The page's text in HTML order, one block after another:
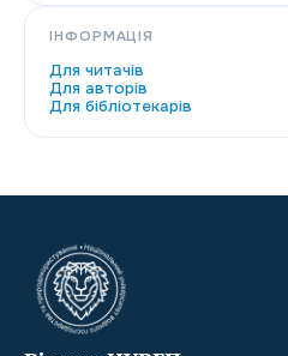
ІНФОРМАЦІЯ
Для читачів
Для авторів
Для бібліотекарів